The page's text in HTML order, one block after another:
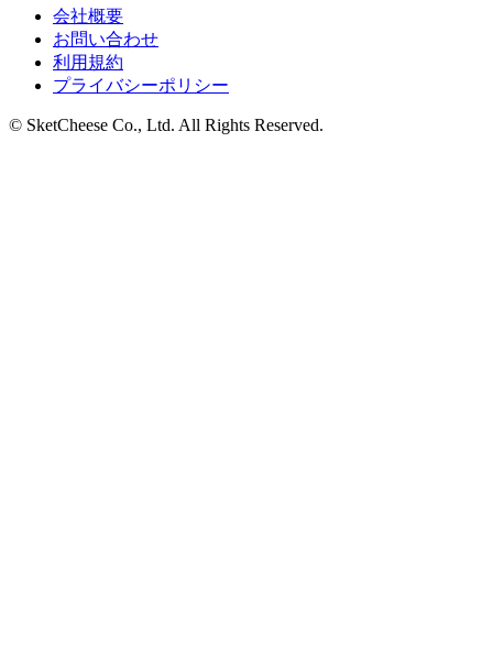
会社概要
お問い合わせ
利用規約
プライバシーポリシー
© SketCheese Co., Ltd. All Rights Reserved.